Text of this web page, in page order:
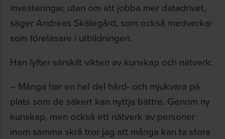
investeringar, utan om att jobba mer datadrivet,
säger Andreas Skälegård, som också medverkar
som föreläsare i utbildningen.
Han lyfter särskilt vikten av kunskap och nätverk:
– Många har en hel del hård- och mjukvara på
plats som de säkert kan nyttja bättre. Genom ny
kunskap, men också ett nätverk av personer
inom samma skrå tror jag att många kan ta stora